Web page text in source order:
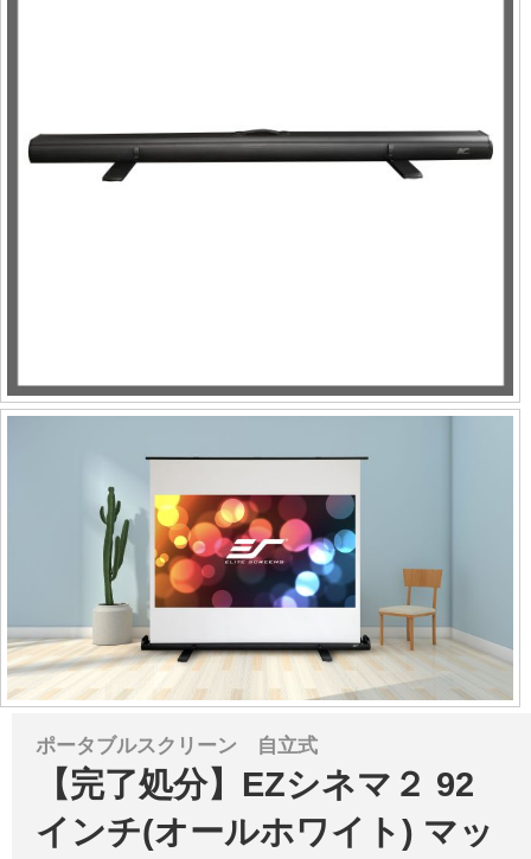
ポータブルスクリーン 自立式
【完了処分】EZシネマ２ 92
インチ(オールホワイト) マッ